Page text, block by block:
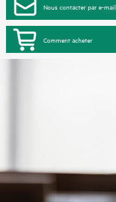
Nous contacter par e-mail
Comment acheter